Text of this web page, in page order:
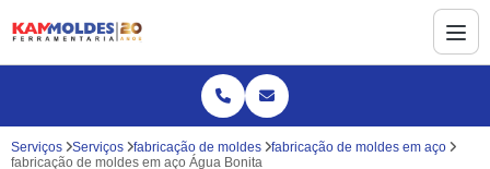
Serviços Serviços fabricação de moldes
fabricação de moldes em aço
fabricação de moldes em aço Água Bonita